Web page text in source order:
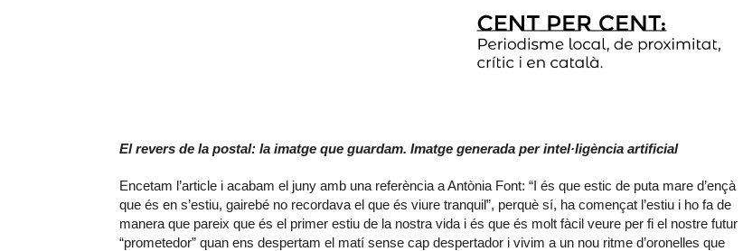
El revers de la postal: la imatge que guardam. Imatge generada per intel·ligència artificial
Encetam l’article i acabam el juny amb una referència a Antònia Font: “I és que estic de puta mare d’ençà
que és en s’estiu, gairebé no recordava el que és viure tranquil”, perquè sí, ha començat l’estiu i ho fa de
manera que pareix que és el primer estiu de la nostra vida i és que és molt fàcil veure per fi el nostre futur
“prometedor” quan ens despertam el matí sense cap despertador i vivim a un nou ritme d’oronelles que